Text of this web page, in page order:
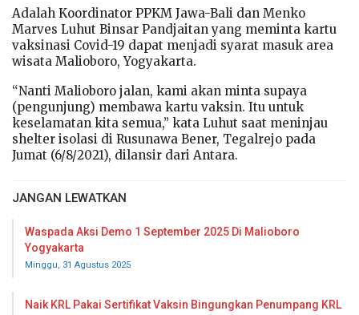
Adalah Koordinator PPKM Jawa-Bali dan Menko
Marves Luhut Binsar Pandjaitan yang meminta kartu
vaksinasi Covid-19 dapat menjadi syarat masuk area
wisata Malioboro, Yogyakarta.
“Nanti Malioboro jalan, kami akan minta supaya
(pengunjung) membawa kartu vaksin. Itu untuk
keselamatan kita semua,” kata Luhut saat meninjau
shelter isolasi di Rusunawa Bener, Tegalrejo pada
Jumat (6/8/2021), dilansir dari Antara.
JANGAN LEWATKAN
Waspada Aksi Demo 1 September 2025 Di Malioboro
Yogyakarta
Minggu, 31 Agustus 2025
Naik KRL Pakai Sertifikat Vaksin Bingungkan Penumpang KRL